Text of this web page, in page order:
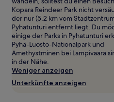
Verfügbarkeiten
können
sich
ändern.
können
zusätzliche
Bedingungen
Kopara Reindeer Park nicht
der nur (5,2 km vom
Pyhatunturi entfernt liegt. Du
einige der Parks in Pyhatunturi
Pyhä-Luosto-Nationalpark und
Amethystminen bei Lampivaara
in der Nähe.
Weniger anzeigen
Unterkünfte anzeigen